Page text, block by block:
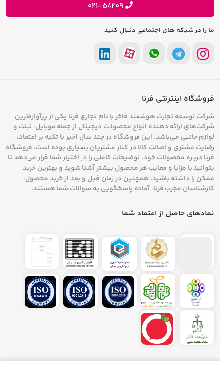
021-58209
ما را در شبکه های اجتماعی دنبال کنید
فروشگاه اینترنتی فرنا
شرکت توسعه تجارت هوشمند فاخر با نام تجاری فرنا یکی از پرآوازه‌ترین
شرکت‌های ارائه دهنده انواع محصولات دیجیتال از جمله موبایل، تبلت و
لوازم جانبی می‌باشد. این فروشگاه در چند سال اخیر با تکیه بر اعتماد،
رضایت مشتری و اصالت کالا در کنار مشتریان بسیاری بوده است. فروشگاه
فرنا درباره محصولات خود، توضیحات کاملی را در اختیار شما قرار می‌دهد تا
بتوانید با مزایا و معایب هر محصول بیشتر آشنا شوید و بهترین خرید
ممکن را داشته باشید. همچنین در زمان قبل و بعد از خرید محصول،
کارشناسان مجرب فرنا، آماده پاسخگویی به سوالات شما هستند.
نمادهای حاصل از اعتماد شما